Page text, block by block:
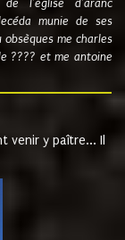
l'église d'aranc
munie de ses
me charles
???? et me antoine
venir y paître... Il